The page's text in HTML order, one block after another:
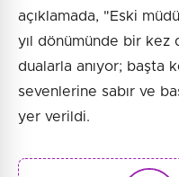
açıklamada, "Eski
yıl dönümünde bir kez
dualarla anıyor; başta
sevenlerine sabır ve
yer verildi.